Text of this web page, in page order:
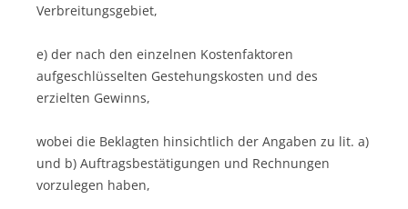
Verbreitungsgebiet,
e) der nach den einzelnen Kostenfaktoren
aufgeschlüsselten Gestehungskosten und des
erzielten Gewinns,
wobei die Beklagten hinsichtlich der Angaben zu lit. a)
und b) Auftragsbestätigungen und Rechnungen
vorzulegen haben,